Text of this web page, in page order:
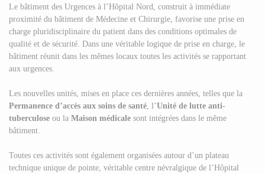
Le bâtiment des Urgences à l’Hôpital Nord, construit à immédiate
proximité du bâtiment de Médecine et Chirurgie, favorise une prise en
charge pluridisciplinaire du patient dans des conditions optimales de
qualité et de sécurité. Dans une véritable logique de prise en charge, le
bâtiment réunit dans les mêmes locaux toutes les activités se rapportant
aux urgences.
Les nouvelles unités, mises en place ces dernières années, telles que la
Permanence d’accès aux soins de santé l’Unité de lutte anti-
tuberculose ou la Maison médicale sont intégrées dans le même
bâtiment.
Toutes ces activités sont également organisées autour d’un plateau
technique unique de pointe, véritable centre névralgique de l’Hôpital